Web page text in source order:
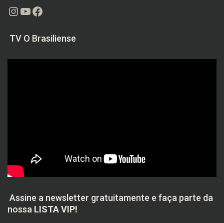
Instagram
Youtube
Facebook
TV O Brasiliense
Assine a newsletter gratuitamente e faça parte da
nossa LISTA VIP!